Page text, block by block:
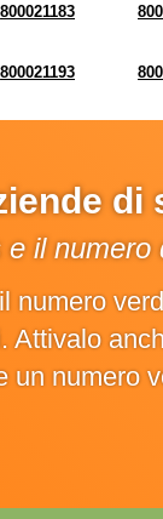
800021183
800021193
di
il numero
numero
numero